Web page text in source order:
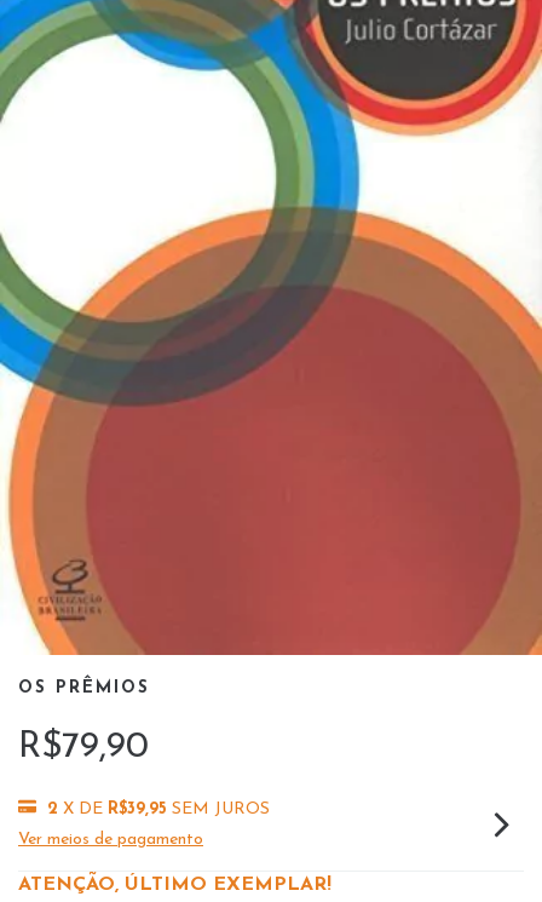
OS PRÊMIOS
R$79,90
2 X DE R$39,95 SEM JUROS
Ver meios de pagamento
ATENÇÃO, ÚLTIMO EXEMPLAR!